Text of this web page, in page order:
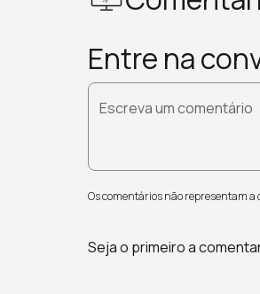
Entre na
Escreva um comentário
Os comentários não representam a
Seja o primeiro a